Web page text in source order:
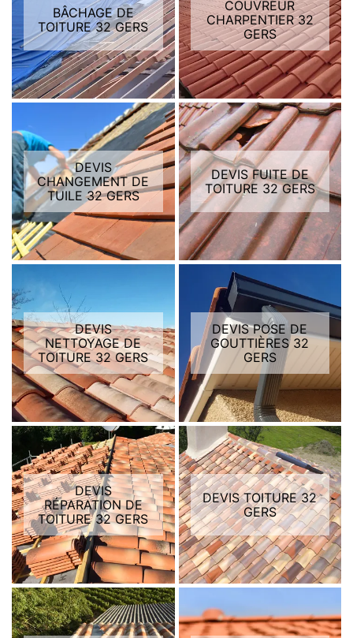
BÂCHAGE DE
TOITURE 32 GERS
COUVREUR
CHARPENTIER 32
GERS
DEVIS
CHANGEMENT DE
TUILE 32 GERS
DEVIS FUITE DE
TOITURE 32 GERS
DEVIS
NETTOYAGE DE
TOITURE 32 GERS
DEVIS POSE DE
GOUTTIÈRES 32
GERS
DEVIS
RÉPARATION DE
TOITURE 32 GERS
DEVIS TOITURE 32
GERS